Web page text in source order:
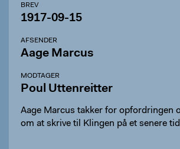
BREV
1917-09-15
AFSENDER
Aage Marcus
MODTAGER
Poul Uttenreitter
Aage Marcus takker for opfordringen
om at skrive til Klingen på et senere